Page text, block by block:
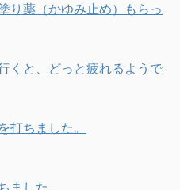
り薬（かゆみ止め）もらっ
くと、どっと疲れるようで
打ちました。
ました。